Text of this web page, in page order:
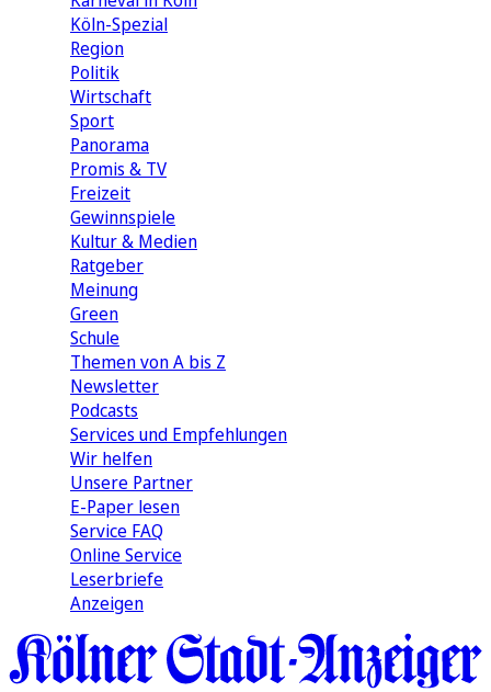
Köln-Spezial
Region
Politik
Wirtschaft
Sport
Panorama
Promis & TV
Freizeit
Gewinnspiele
Kultur & Medien
Ratgeber
Meinung
Green
Schule
Themen von A bis Z
Newsletter
Podcasts
Services und Empfehlungen
Wir helfen
Unsere Partner
E-Paper lesen
Service FAQ
Online Service
Leserbriefe
Anzeigen